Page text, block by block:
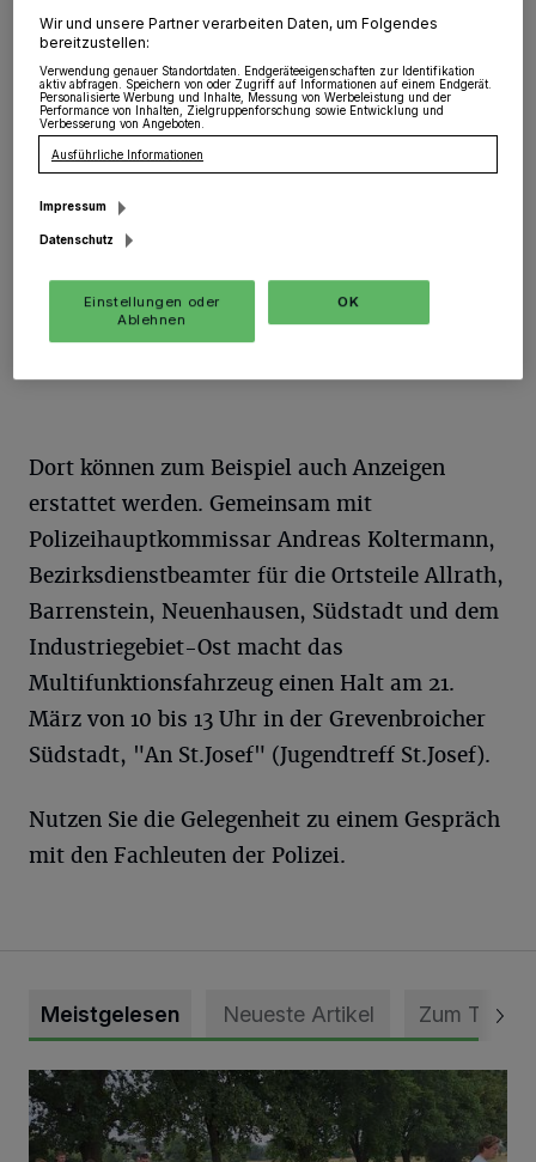
unterwegs und macht einen Stopp in Grevenbroich.
Das Multifunktionsfahrzeug (Mercedes Sprinter) mit
polizeispezifischer Sonderausstattung ist mit seinen
Mitarbeiterinnen und Mitarbeitern an öffentlichen
Plätzen im Einsatz und dient als "Infomobil" für Fragen
aller Art an die Polizei.
14.03.2019 , 08:47 Uhr
Dort können zum Beispiel auch Anzeigen
erstattet werden. Gemeinsam mit
Polizeihauptkommissar Andreas Koltermann,
Bezirksdienstbeamter für die Ortsteile Allrath,
Barrenstein, Neuenhausen, Südstadt und dem
Industriegebiet-Ost macht das
Multifunktionsfahrzeug einen Halt am 21.
März von 10 bis 13 Uhr in der Grevenbroicher
Südstadt, "An St.Josef" (Jugendtreff St.Josef).
Nutzen Sie die Gelegenheit zu einem Gespräch
mit den Fachleuten der Polizei.
Meistgelesen Neueste Artikel Zum Thema
Pünktlich zum Schützenfest den Weg zum Festzelt
Wir und unsere Partner verarbeiten Daten, um Folgendes
bereitzustellen:
Verwendung genauer Standortdaten. Endgeräteeigenschaften zur Identifikation
aktiv abfragen. Speichern von oder Zugriff auf Informationen auf einem Endgerät.
Personalisierte Werbung und Inhalte, Messung von Werbeleistung und der
Performance von Inhalten, Zielgruppenforschung sowie Entwicklung und
Verbesserung von Angeboten.
Ausführliche Informationen
Impressum
Datenschutz
Einstellungen oder
Ablehnen
OK